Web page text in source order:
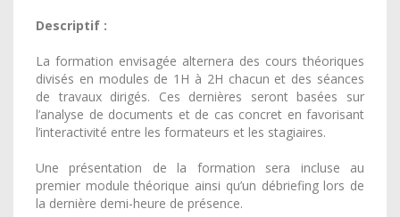
Descriptif :
La formation envisagée alternera des cours théoriques
divisés en modules de 1H à 2H chacun et des séances
de travaux dirigés. Ces dernières seront basées sur
l’analyse de documents et de cas concret en favorisant
l’interactivité entre les formateurs et les stagiaires.
Une présentation de la formation sera incluse au
premier module théorique ainsi qu’un débriefing lors de
la dernière demi-heure de présence.